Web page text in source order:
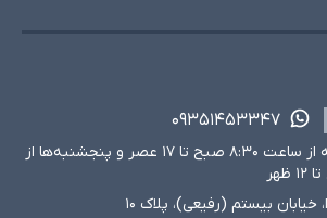
۰۹۳۵۱۴۵۳۳۴۷
شنبه تا چهارشنبه از ساعت ۸:۳۰ صبح تا ۱۷ عصر و پنجشنبه‌ها از
خیابان بیستم (رفیعی)، پلاک ۱۰